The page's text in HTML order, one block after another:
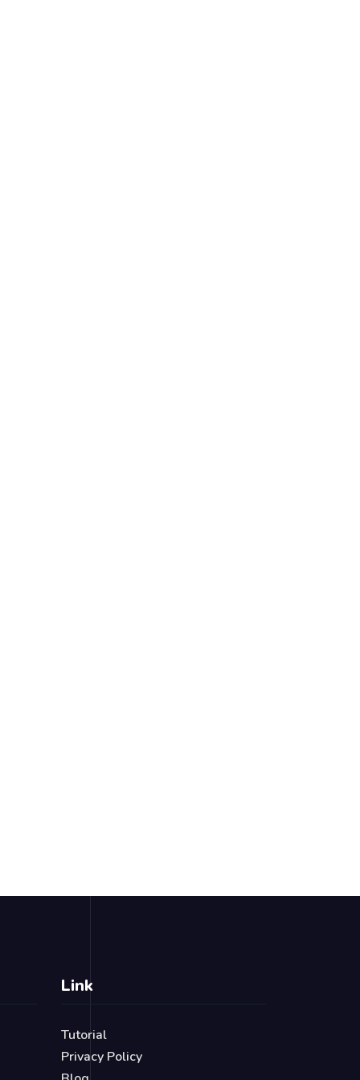
Link
Tutorial
Privacy Policy